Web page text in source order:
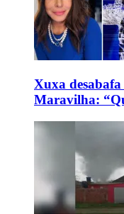
Xuxa
Maravilha: